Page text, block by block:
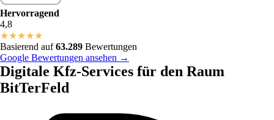
Hervorragend
4,8
★★★★★
Basierend auf63.289 Bewertungen
Google Bewertungen ansehen →
Digitale Kfz-Services für den Raum
BitTerFeld